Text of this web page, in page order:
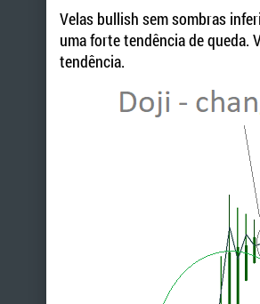
Velas bullish sem sombras
uma forte tendência de queda.
tendência.